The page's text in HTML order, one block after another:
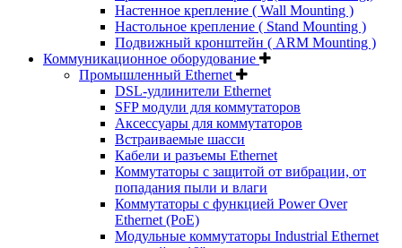
Настенное крепление ( Wall Mounting )
Настольное крепление ( Stand Mounting )
Подвижный кронштейн ( ARM Mounting )
Коммуникационное оборудование
Промышленный Ethernet
DSL-удлинители Ethernet
SFP модули для коммутаторов
Аксессуары для коммутаторов
Встраиваемые шасси
Кабели и разъемы Ethernet
Коммутаторы с защитой от вибрации, от
попадания пыли и влаги
Коммутаторы с функцией Power Over
Ethernet (PoE)
Модульные коммутаторы Industrial Ethernet